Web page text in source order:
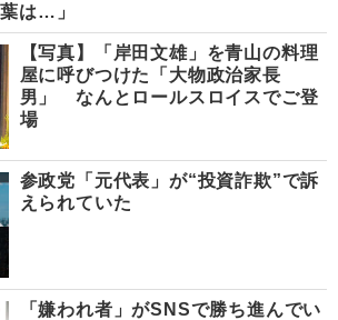
は…」
【写真】「岸田文雄」を青山の料理
屋に呼びつけた「大物政治家長
男」 なんとロールスロイスでご登
場
参政党「元代表」が“投資詐欺”で訴
えられていた
「嫌われ者」がSNSで勝ち進んでい